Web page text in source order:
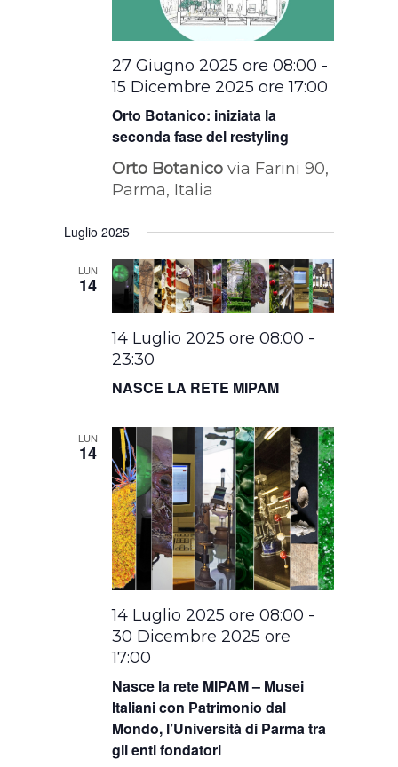
Orto Botanico: iniziata la
seconda fase del restyling
27 Giugno 2025 ore 08:00 -
15 Dicembre 2025 ore 17:00
Orto Botanicovia Farini 90,
Parma, Italia
Luglio 2025
LUN
14
NASCE LA RETE MIPAM
14 Luglio 2025 ore 08:00 -
23:30
LUN
14
Nasce la rete MIPAM – Musei
Italiani con Patrimonio dal
Mondo, l’Università di Parma tra
gli enti fondatori
14 Luglio 2025 ore 08:00 -
30 Dicembre 2025 ore
17:00